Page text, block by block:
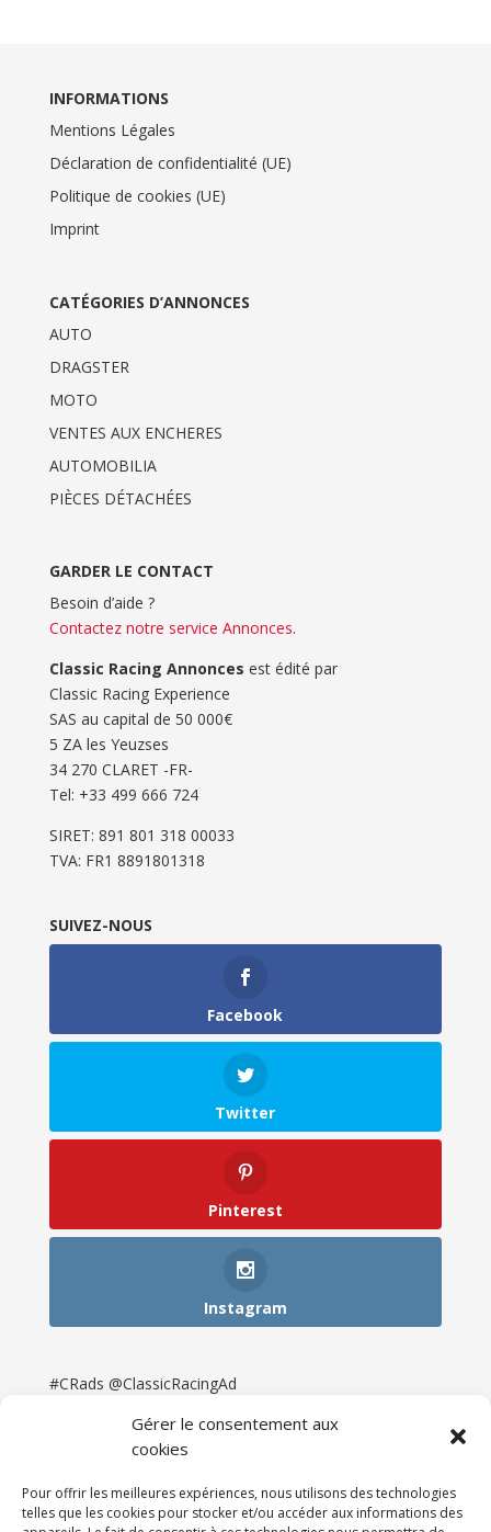
Gérer le consentement aux
cookies
Pour offrir les meilleures expériences, nous utilisons des technologies
telles que les cookies pour stocker et/ou accéder aux informations des
INFORMATIONS
Mentions Légales
Déclaration de confidentialité (UE)
Politique de cookies (UE)
Imprint
CATÉGORIES D’ANNONCES
AUTO
DRAGSTER
MOTO
VENTES AUX ENCHERES
AUTOMOBILIA
PIÈCES DÉTACHÉES
GARDER LE CONTACT
Besoin d’aide ?
Contactez notre service Annonces.
Classic Racing Annonces est édité par
Classic Racing Experience
SAS au capital de 50 000€
5 ZA les Yeuzses
34 270 CLARET -FR-
Tel: ‭+33 499 666 724‬
SIRET: 891 801 318 00033
TVA: FR1 8891801318
SUIVEZ-NOUS
Facebook
Twitter
Pinterest
Instagram
#CRads @ClassicRacingAd